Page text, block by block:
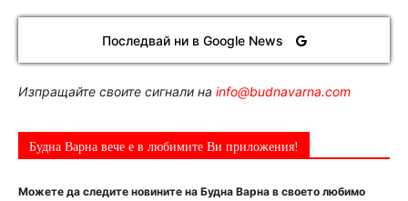
Последвай ни в Google News
Изпращайте своите сигнали на info@budnavarna.com
Будна Варна вече е в любимите Ви приложения!
Можете да следите новините на Будна Варна в своето любимо